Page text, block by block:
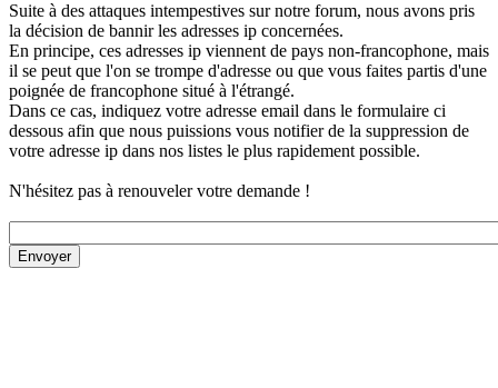
Suite à des attaques intempestives sur notre forum, nous avons pris
la décision de bannir les adresses ip concernées.
En principe, ces adresses ip viennent de pays non-francophone, mais
il se peut que l'on se trompe d'adresse ou que vous faites partis d'une
poignée de francophone situé à l'étrangé.
Dans ce cas, indiquez votre adresse email dans le formulaire ci
dessous afin que nous puissions vous notifier de la suppression de
votre adresse ip dans nos listes le plus rapidement possible.
N'hésitez pas à renouveler votre demande !